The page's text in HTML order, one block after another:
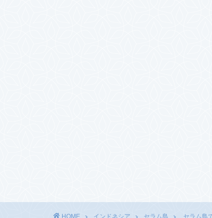
HOME インドネシア セラム島 セラム島